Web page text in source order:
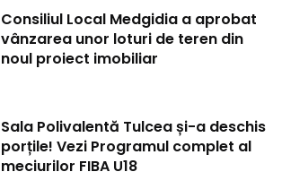
Consiliul Local Medgidia a aprobat
vânzarea unor loturi de teren din
noul proiect imobiliar
Sala Polivalentă Tulcea și-a deschis
porțile! Vezi Programul complet al
meciurilor FIBA U18